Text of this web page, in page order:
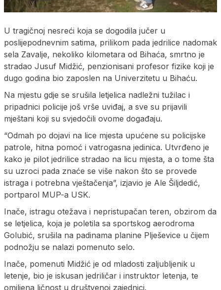
U tragičnoj nesreći koja se dogodila jučer u
poslijepodnevnim satima, prilikom pada jedrilice nadomak
sela Zavalje, nekoliko kilometara od Bihaća, smrtno je
stradao Jusuf Midžić, penzionisani profesor fizike koji je
dugo godina bio zaposlen na Univerzitetu u Bihaću.
Na mjestu gdje se srušila letjelica nadležni tužilac i
pripadnici policije još vrše uviđaj, a sve su prijavili
mještani koji su svjedočili ovome događaju.
“Odmah po dojavi na lice mjesta upućene su policijske
patrole, hitna pomoć i vatrogasna jedinica. Utvrđeno je
kako je pilot jedrilice stradao na licu mjesta, a o tome šta
su uzroci pada znaće se više nakon što se provede
istraga i potrebna vještačenja”, izjavio je Ale Šiljdedić,
portparol MUP-a USK.
Inače, istragu otežava i nepristupačan teren, obzirom da
se letjelica, koja je poletila sa sportskog aerodroma
Golubić, srušila na padinama planine Plješevice u čijem
podnožju se nalazi pomenuto selo.
Inače, pomenuti Midžić je od mladosti zaljubljenik u
letenje, bio je iskusan jedriličar i instruktor letenja, te
omiljena ličnost u društvenoj zajednici.